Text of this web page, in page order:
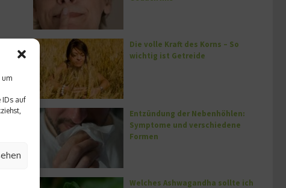
um
IDs auf
Die volle Kraft des Korns – So
wichtig ist Getreide
Entzündung der Nebenhöhlen:
Symptome und verschiedene
Formen
Welches Ashwagandha sollte ich